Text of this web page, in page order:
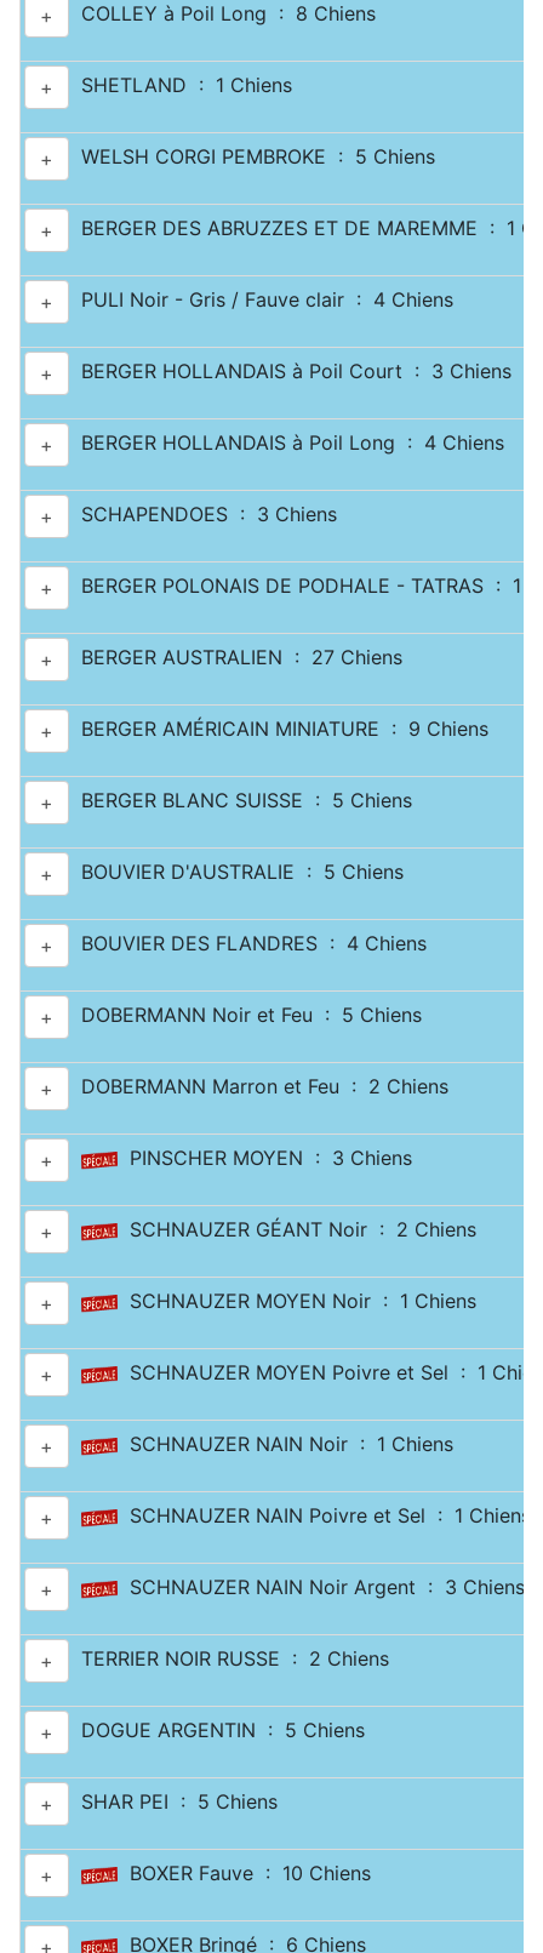
+ COLLEY à Poil Long : 8 Chiens
+ SHETLAND : 1 Chiens
+ WELSH CORGI PEMBROKE : 5 Chiens
+ BERGER DES ABRUZZES ET DE MAREMME : 1
+ PULI Noir - Gris / Fauve clair : 4 Chiens
+ BERGER HOLLANDAIS à Poil Court : 3 Chiens
+ BERGER HOLLANDAIS à Poil Long : 4 Chiens
+ SCHAPENDOES : 3 Chiens
+ BERGER POLONAIS DE PODHALE - TATRAS : 1
+ BERGER AUSTRALIEN : 27 Chiens
+ BERGER AMÉRICAIN MINIATURE : 9 Chiens
+ BERGER BLANC SUISSE : 5 Chiens
+ BOUVIER D'AUSTRALIE : 5 Chiens
+ BOUVIER DES FLANDRES : 4 Chiens
+ DOBERMANN Noir et Feu : 5 Chiens
+ DOBERMANN Marron et Feu : 2 Chiens
+ PINSCHER MOYEN : 3 Chiens
+ SCHNAUZER GÉANT Noir : 2 Chiens
+ SCHNAUZER MOYEN Noir : 1 Chiens
+ SCHNAUZER MOYEN Poivre et Sel : 1
+ SCHNAUZER NAIN Noir : 1 Chiens
+ SCHNAUZER NAIN Poivre et Sel : 1 Chiens
+ SCHNAUZER NAIN Noir Argent : 3 Chiens
+ TERRIER NOIR RUSSE : 2 Chiens
+ DOGUE ARGENTIN : 5 Chiens
+ SHAR PEI : 5 Chiens
+ BOXER Fauve : 10 Chiens
+ BOXER Bringé : 6 Chiens